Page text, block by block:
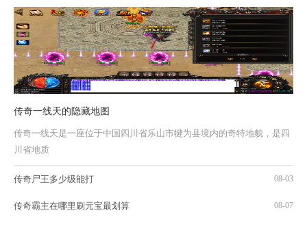
传奇一线天的隐藏地图
传奇一线天是一座位于中国四川省乐山市犍为县境内的奇特地貌，是四
川省地质
传奇尸王多少级能打 08-03
传奇霸主在哪里刷元宝最划算 08-07